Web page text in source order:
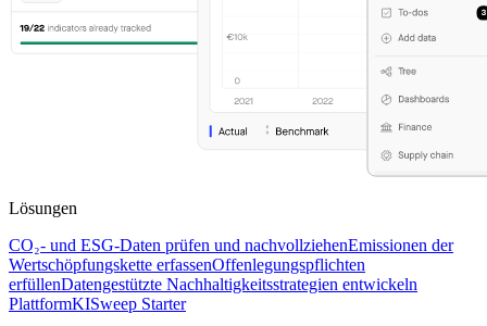
Lösungen
CO₂- und ESG-Daten prüfen und nachvollziehenEmissionen der
Wertschöpfungskette erfassenOffenlegungspflichten
erfüllenDatengestützte Nachhaltigkeitsstrategien entwickeln
PlattformKISweep Starter